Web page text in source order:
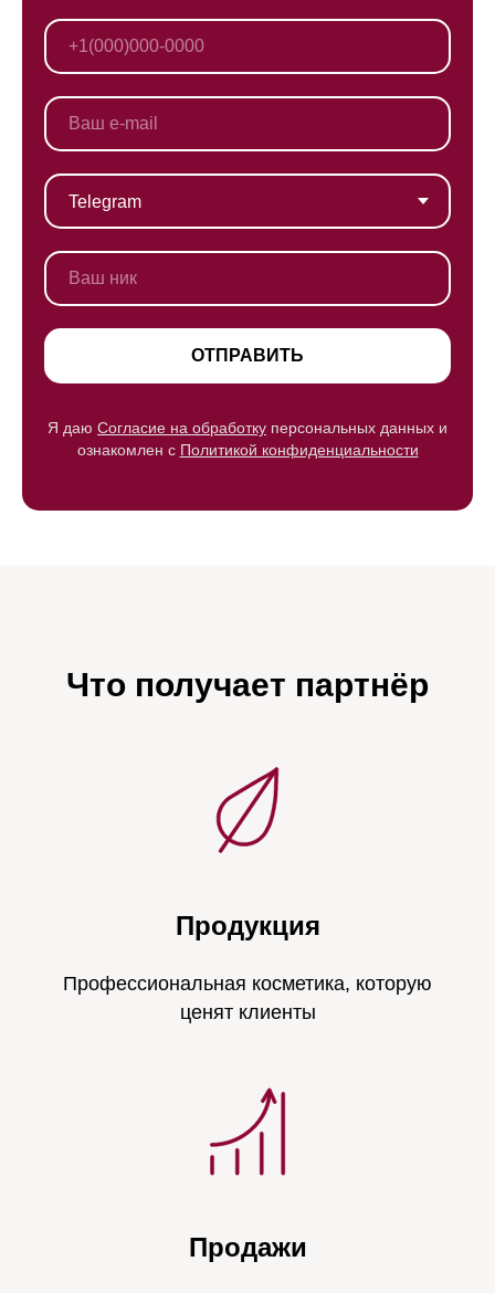
ОТПРАВИТЬ
Я даю Согласие на обработку персональных данных и
ознакомлен c Политикой конфиденциальности
Что получает партнёр
Продукция
Профессиональная косметика, которую
ценят клиенты
Продажи